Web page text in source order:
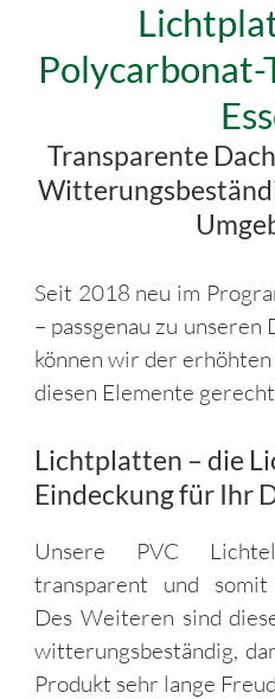
Polycarbonat-
Transparente
Seit 2018 neu im
– passgenau zu
können wir der
diesen Elemente
Lichtplatten – die
Eindeckung für Ihr
Unsere PVC
transparent und
Des Weiteren sind
witterungsbeständig,
Produkt sehr lange